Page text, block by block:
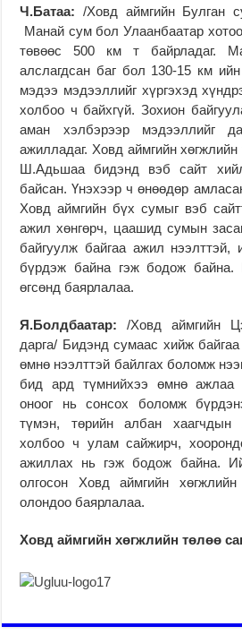
Ч.Батаа: /Ховд аймгийн Булган
Манай сум бол Улаанбаатар
төвөөс 500 км т байрладаг.
алслагдсан баг бол 130-15 км
мэдээ мэдээллийг хүргэхэд
холбоо ч байхгүй. Зохион
аман хэлбэрээр мэдээллийг
ажилладаг. Ховд аймгийн хөгжлийн
Ш.Адьшаа бидэнд вэб сайт
байсан. Үнэхээр ч өнөөдөр
Ховд аймгийн бүх сумыг вэб
ажил хөнгөрч, цаашид сумын
байгуулж байгаа ажил
бүрдэж байна гэж бодож
өгсөнд баярлалаа.
Я.Болдбаатар: /Ховд аймгийн
дарга/ Бидэнд сумаас хийж
өмнө нээлттэй байлгах боломж
бид ард түмнийхээ өмнө ажлаа
оноог нь сонсох боломж
түмэн, төрийн албан хаагчдын
холбоо ч улам сайжирч,
ажиллах нь гэж бодож байна.
олгосон Ховд аймгийн
олондоо баярлалаа.
Ховд аймгийн хөгжлийн төлөө